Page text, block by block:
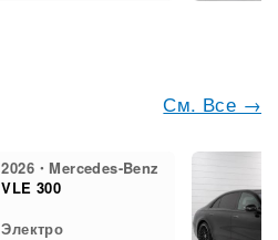
См. Все →
2026・Mercedes-Benz
VLE 300
Электро